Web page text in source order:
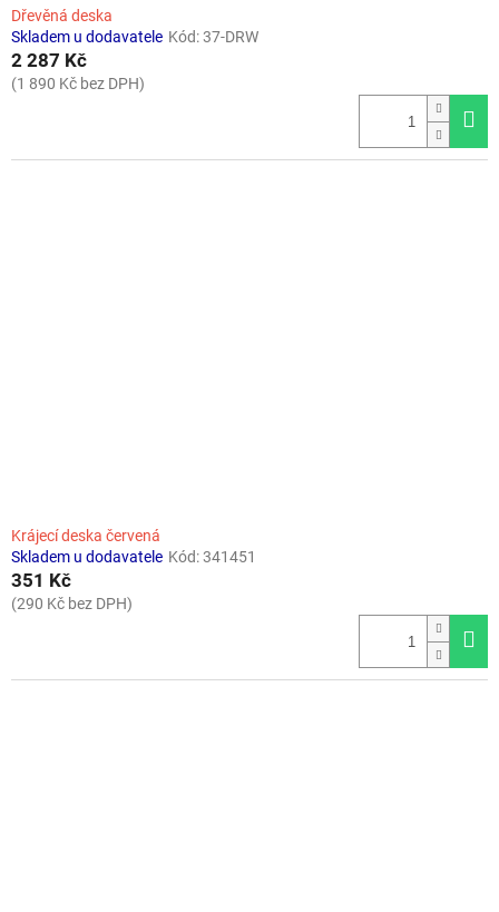
Dřevěná deska
Skladem u dodavatele Kód:37-DRW
2 287 Kč
(1 890 Kč bez DPH)
Krájecí deska červená
Skladem u dodavatele Kód:341451
351 Kč
(290 Kč bez DPH)